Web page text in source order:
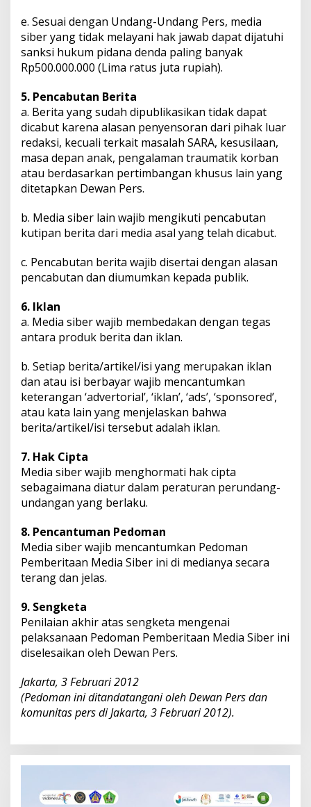
e. Sesuai dengan Undang-Undang Pers, media
siber yang tidak melayani hak jawab dapat dijatuhi
sanksi hukum pidana denda paling banyak
Rp500.000.000 (Lima ratus juta rupiah).
5. Pencabutan Berita
a. Berita yang sudah dipublikasikan tidak dapat
dicabut karena alasan penyensoran dari pihak luar
redaksi, kecuali terkait masalah SARA, kesusilaan,
masa depan anak, pengalaman traumatik korban
atau berdasarkan pertimbangan khusus lain yang
ditetapkan Dewan Pers.
b. Media siber lain wajib mengikuti pencabutan
kutipan berita dari media asal yang telah dicabut.
c. Pencabutan berita wajib disertai dengan alasan
pencabutan dan diumumkan kepada publik.
6. Iklan
a. Media siber wajib membedakan dengan tegas
antara produk berita dan iklan.
b. Setiap berita/artikel/isi yang merupakan iklan
dan atau isi berbayar wajib mencantumkan
keterangan ‘advertorial’, ‘iklan’, ‘ads’, ‘sponsored’,
atau kata lain yang menjelaskan bahwa
berita/artikel/isi tersebut adalah iklan.
7. Hak Cipta
Media siber wajib menghormati hak cipta
sebagaimana diatur dalam peraturan perundang-
undangan yang berlaku.
8. Pencantuman Pedoman
Media siber wajib mencantumkan Pedoman
Pemberitaan Media Siber ini di medianya secara
terang dan jelas.
9. Sengketa
Penilaian akhir atas sengketa mengenai
pelaksanaan Pedoman Pemberitaan Media Siber ini
diselesaikan oleh Dewan Pers.
Jakarta, 3 Februari 2012
(Pedoman ini ditandatangani oleh Dewan Pers dan
komunitas pers di Jakarta, 3 Februari 2012).